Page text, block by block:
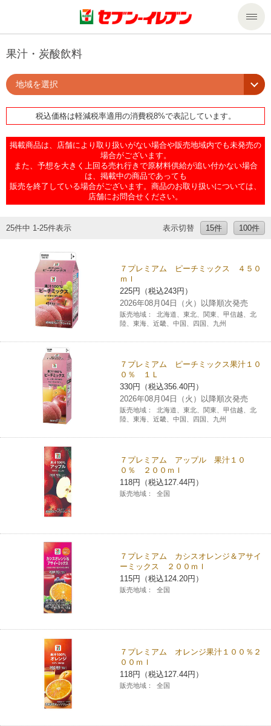
商品のご案内
商品のご案内トップ
今週の新商品
商品カテゴリ一覧
食の安全・安心への取組み
ギフト
プリペイドカード・金券
ニンテンドー・ダウンロードカード
セール・キャンペーン
サービス
nanacoトップ
マルチコピー機でできることトップ
コピー
プリント
スキャン
ファクス
チケット
プリペイドサービス
スポーツ振興くじ
学び・教育
便利なサービス
宅配便
切手・はがき・印紙
セブン銀行ATM
ご利用可能なお支払い方法
各種料金のお支払い
スマホプリペイド
レジでApple Accountにチャージ
コインランドリー（店舗限定）
宅配ロッカー（店舗限定）
モバイルバッテリーシェアリング（店舗限定）
モバイルWi-Fiバッテリーシェアリング（店舗限定）
チケットサービス
セブンチケット
チケットぴあ
イープラス
CNプレイガイド
セブン‐イレブンでお受取り
タワーレコード
セブンネットショッピング
停電時のサービス停止のお知らせ
企業情報トップ
ニュースリリース
ごあいさつ
企業理念
会社概要
貸借対照表・損益計算書
国内店舗数
売上高、店舗数推移
セブン‐イレブンの海外事業
セブン‐イレブンの「商品力」
セブン-イレブンの横顔
セブン-イレブンの歴史
私たちの取組み
サステナビリティ
サステナビリティトップ
セブン＆アイ・ホールディングスの重点課題
サステナビリティ活動基本方針
サステナビリティ推進体制
GREEN CHALLENGE 2050
サステナビリティニュース
サステナビリティレポート
加盟店オーナー募集 物件募集・購入
店舗検索
ネットショッピング
お問い合わせ
Language
English (Services)
中文[繁體字](服務)
简体中文(服务)
한국어(서비스)
ภาษาไทย(บริการ)
果汁・炭酸飲料
地域を選択
税込価格は軽減税率適用の消費税8%で表記しています。
掲載商品は、店舗により取り扱いがない場合や販売地域内でも未発売の
場合がございます。
また、予想を大きく上回る売れ行きで原材料供給が追い付かない場合
は、掲載中の商品であっても
販売を終了している場合がございます。商品のお取り扱いについては、
店舗にお問合せください。
25件中 1-25件表示 表示切替 15件 100件
７プレミアム ピーチミックス ４５０
ｍｌ
225円（税込243円）
2026年08月04日（火）以降順次発売
販売地域：
北海道、東北、関東、甲信越、北
陸、東海、近畿、中国、四国、九州
７プレミアム ピーチミックス果汁１０
０％ １Ｌ
330円（税込356.40円）
2026年08月04日（火）以降順次発売
販売地域：
北海道、東北、関東、甲信越、北
陸、東海、近畿、中国、四国、九州
７プレミアム アップル 果汁１０
０％ ２００ｍｌ
118円（税込127.44円）
販売地域： 全国
７プレミアム カシスオレンジ＆アサイ
ーミックス ２００ｍｌ
115円（税込124.20円）
販売地域： 全国
７プレミアム オレンジ果汁１００％２
００ｍｌ
118円（税込127.44円）
販売地域： 全国